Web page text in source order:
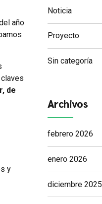
año
de
y
Noticia
Proyecto
Sin categoría
Archivos
febrero 2026
enero 2026
diciembre 2025